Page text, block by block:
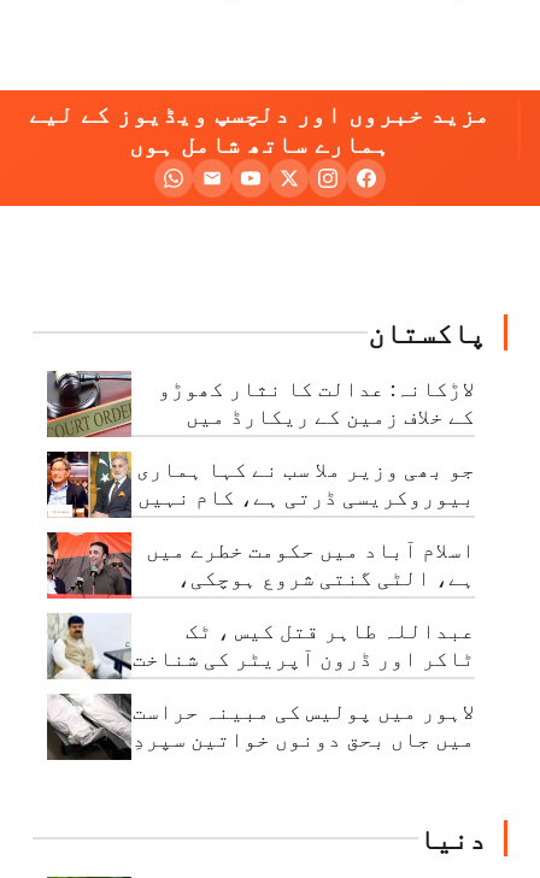
مزید خبروں اور دلچسپ ویڈیوز کے لیے
ہمارے ساتھ شامل ہوں
پاکستان
لاڑکانہ: عدالت کا نثار کھوڑو
کے خلاف زمین کے ریکارڈ میں
بدعنوانی کی تحقیقات کا حکم
جو بھی وزیر ملا سب نے کہا ہماری
بیوروکریسی ڈرتی ہے، کام نہیں
کرتی: چیئرمین نیب
اسلام آباد میں حکومت خطرے میں
ہے، الٹی گنتی شروع ہوچکی،
بلاول بھٹو
عبداللہ طاہر قتل کیس ، ٹک
ٹاکر اور ڈرون آپریٹر کی شناخت
ہوگئی
لاہور میں پولیس کی مبینہ حراست
میں جاں بحق دونوں خواتین سپردِ
دنیا